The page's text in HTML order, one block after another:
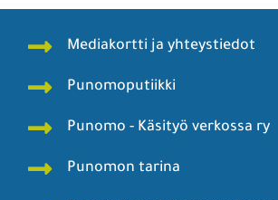
Mediakortti ja yhteystiedot
Punomoputiikki
Punomo - Käsityö verkossa ry
Punomon tarina